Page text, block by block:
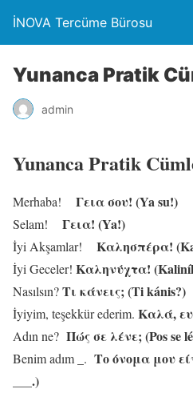
İNOVA Tercüme Bürosu
Yunanca Pratik
admin
Yunanca Pratik
Merhaba! Γεια σου! (Ya su!)
Selam! Γεια! (Ya!)
İyi Akşamlar! Καλησπέρα!
İyi Geceler! Καληνύχτα!
Nasılsın?Τι κάνεις; (Ti kánis?)
İyiyim, teşekkür ederim. Καλά,
Adın ne? Πώς σε λένε; (Pos se
Benim adım _. Το όνομα μου
___.)